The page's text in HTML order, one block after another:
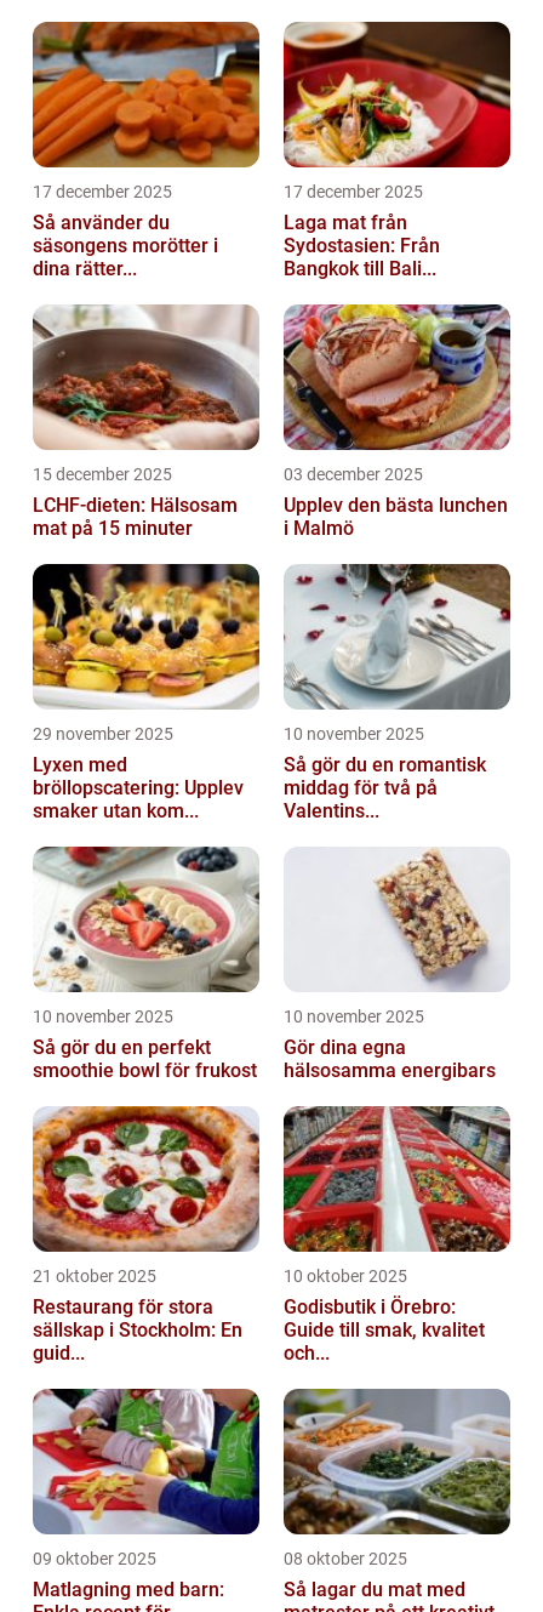
17 december 2025
Så använder du
säsongens morötter i
dina rätter...
17 december 2025
Laga mat från
Sydostasien: Från
Bangkok till Bali...
15 december 2025
LCHF-dieten: Hälsosam
mat på 15 minuter
03 december 2025
Upplev den bästa lunchen
i Malmö
29 november 2025
Lyxen med
bröllopscatering: Upplev
smaker utan kom...
10 november 2025
Så gör du en romantisk
middag för två på
Valentins...
10 november 2025
Så gör du en perfekt
smoothie bowl för frukost
10 november 2025
Gör dina egna
hälsosamma energibars
21 oktober 2025
Restaurang för stora
sällskap i Stockholm: En
guid...
10 oktober 2025
Godisbutik i Örebro:
Guide till smak, kvalitet
och...
09 oktober 2025
Matlagning med barn:
08 oktober 2025
Så lagar du mat med